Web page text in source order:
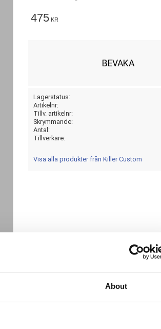
About
475 KR
BEVAKA
Lagerstatus
Artikelnr
Tillv. artikelnr
Skrymmande
Antal
Tillverkare
Visa alla produkter från Killer Custom
Dela med dig